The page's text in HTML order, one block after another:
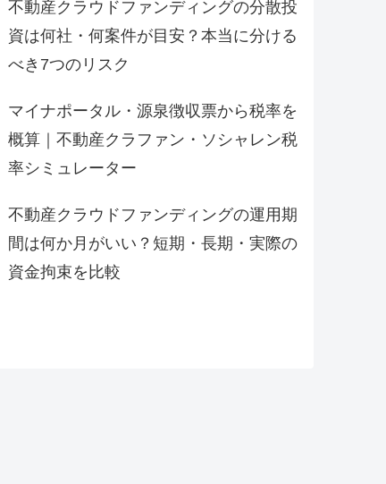
不動産クラウドファンディングの分散投
資は何社・何案件が目安？本当に分ける
べき7つのリスク
マイナポータル・源泉徴収票から税率を
概算｜不動産クラファン・ソシャレン税
率シミュレーター
不動産クラウドファンディングの運用期
間は何か月がいい？短期・長期・実際の
資金拘束を比較